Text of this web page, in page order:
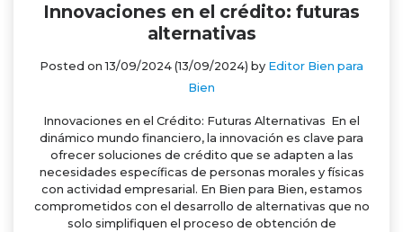
Innovaciones en el crédito: futuras
alternativas
Posted on13/09/2024 (13/09/2024) by Editor Bien para
Bien
Innovaciones en el Crédito: Futuras Alternativas En el
dinámico mundo financiero, la innovación es clave para
ofrecer soluciones de crédito que se adapten a las
necesidades específicas de personas morales y físicas
con actividad empresarial. En Bien para Bien, estamos
comprometidos con el desarrollo de alternativas que no
solo simplifiquen el proceso de obtención de